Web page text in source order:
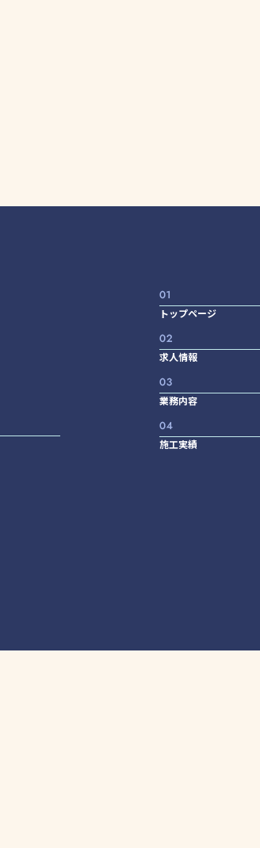
トップページ
求人情報
業務内容
施工実績